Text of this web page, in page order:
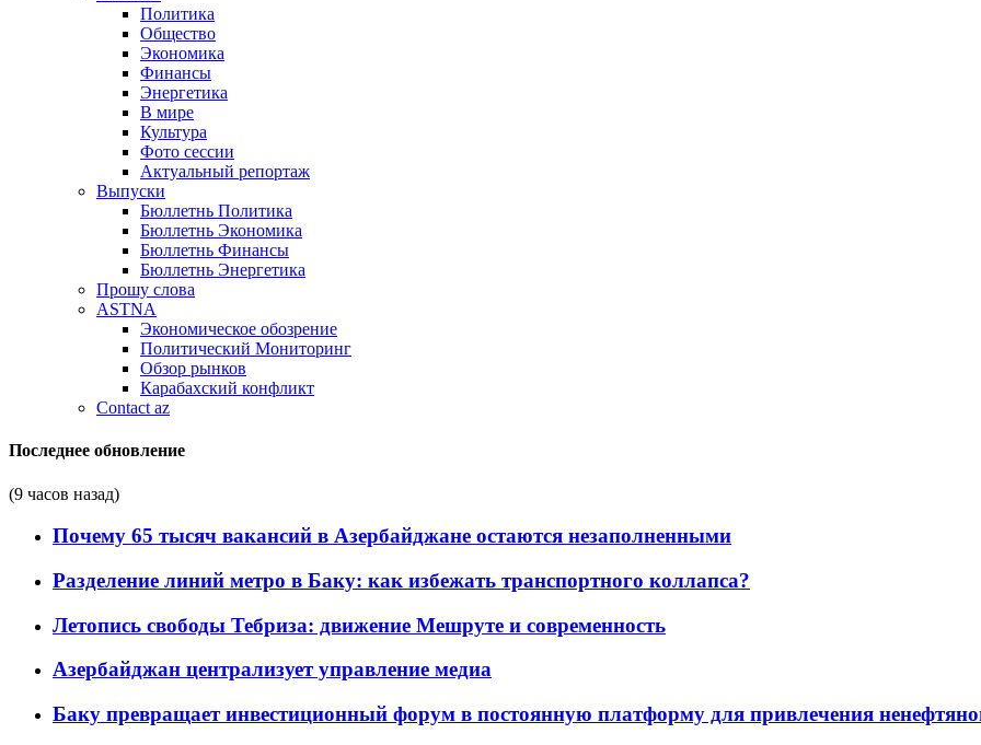
Политика
Общество
Экономика
Финансы
Энергетика
В мире
Культура
Фото сессии
Актуальный репортаж
Выпуски
Бюллетнь Политика
Бюллетнь Экономика
Бюллетнь Финансы
Бюллетнь Энергетика
Прошу слова
ASTNA
Экономическое обозрение
Политический Мониторинг
Обзор рынков
Карабахский конфликт
Contact az
Последнее обновление
(9 часов назад)
Почему 65 тысяч вакансий в Азербайджане остаются незаполненными
Разделение линий метро в Баку: как избежать транспортного коллапса?
Летопись свободы Тебриза: движение Мешруте и современность
Азербайджан централизует управление медиа
Баку превращает инвестиционный форум в постоянную платформу для привлечения